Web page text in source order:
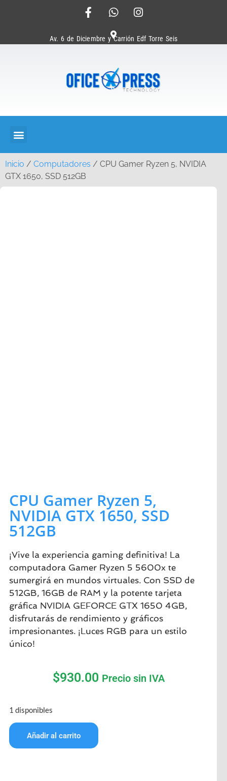
Av. 6 de Diciembre y Carrión Edf Torre Seis
Inicio / Computadores / CPU Gamer Ryzen 5, NVIDIA
GTX 1650, SSD 512GB
CPU Gamer Ryzen 5,
NVIDIA GTX 1650, SSD
512GB
¡Vive la experiencia gaming definitiva! La
computadora Gamer Ryzen 5 5600x te
sumergirá en mundos virtuales. Con SSD de
512GB, 16GB de RAM y la potente tarjeta
gráfica NVIDIA GEFORCE GTX 1650 4GB,
disfrutarás de rendimiento y gráficos
impresionantes. ¡Luces RGB para un estilo
único!
$930.00 Precio sin IVA
1 disponibles
Añadir al carrito